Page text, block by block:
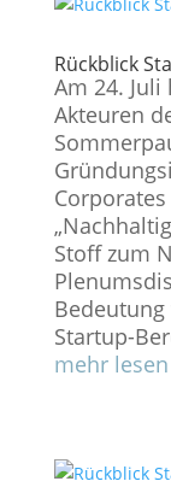
Rückblick
Am 24.
Akteuren
Stoff zum
Startup-
mehr lesen